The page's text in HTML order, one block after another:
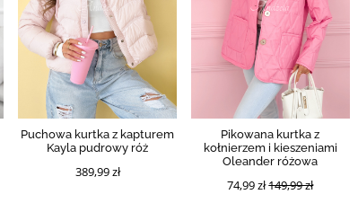
Puchowa kurtka z kapturem
Kayla pudrowy róż
389,99 zł
Pikowana kurtka z
kołnierzem i kieszeniami
Oleander różowa
74,99 zł149,99 zł